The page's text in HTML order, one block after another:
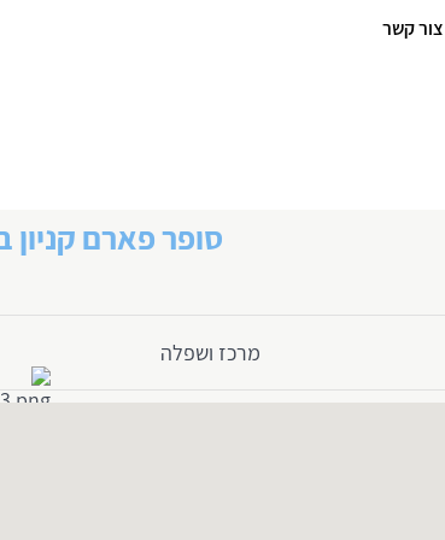
צור קשר
סופר פארם קניון
מרכז ושפלה